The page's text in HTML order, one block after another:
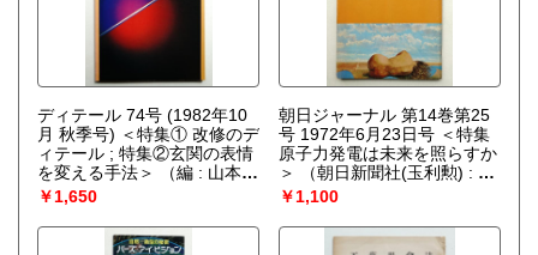
ディテール 74号 (1982年10
月 秋季号) ＜特集① 改修のデ
ィテール ; 特集②玄関の表情
を変える手法＞
（編 : 山本泰
四郎）
￥1,650
朝日ジャーナル 第14巻第25
号 1972年6月23日号 ＜特集
原子力発電は未来を照らすか
＞
（朝日新聞社(玉利勲) : 編
; 北井一夫、北代省三 : 写
真）
￥1,100